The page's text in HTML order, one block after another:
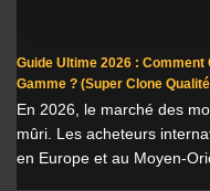
Guide Ultime 2026 :
Gamme ? (Super Clone
En 2026, le marché des
mûri. Les acheteurs
en Europe et au Moyen-